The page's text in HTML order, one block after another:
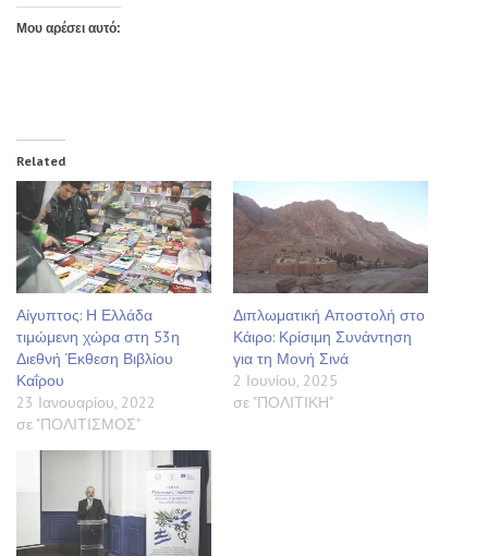
Μου αρέσει αυτό:
Related
Αίγυπτος: Η Ελλάδα
τιμώμενη χώρα στη 53η
Διεθνή Έκθεση Βιβλίου
Καΐρου
23 Ιανουαρίου, 2022
σε "ΠΟΛΙΤΙΣΜΟΣ"
Διπλωματική Αποστολή στο
Κάιρο: Κρίσιμη Συνάντηση
για τη Μονή Σινά
2 Ιουνίου, 2025
σε "ΠΟΛΙΤΙΚΗ"